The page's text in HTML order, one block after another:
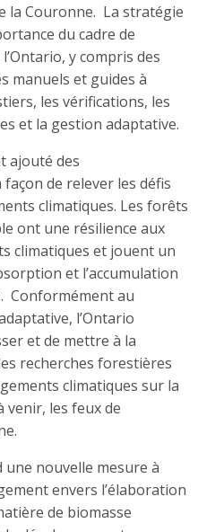
la Couronne. La stratégie
du cadre de
y compris des
manuels et guides à
les vérifications, les
et la gestion adaptative.
ajouté des
de relever les défis
climatiques. Les forêts
ont une résilience aux
climatiques et jouent un
et l’accumulation
Conformément au
l’Ontario
et de mettre à la
recherches forestières
climatiques sur la
venir, les feux de
nouvelle mesure à
envers l’élaboration
de biomasse